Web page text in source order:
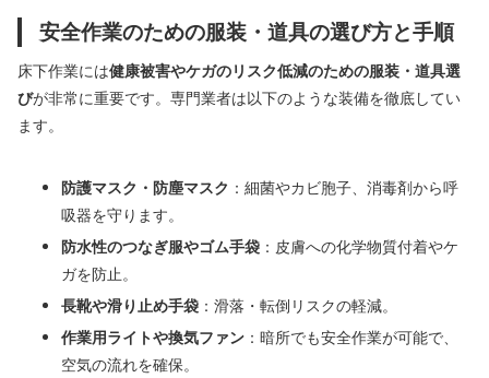
安全作業のための服装・道具の選び方と手順
床下作業には健康被害やケガのリスク低減のための服装・道具選
びが非常に重要です。専門業者は以下のような装備を徹底してい
ます。
防護マスク・防塵マスク ：細菌やカビ胞子、消毒剤から呼
吸器を守ります。
防水性のつなぎ服やゴム手袋 ：皮膚への化学物質付着やケ
ガを防止。
長靴や滑り止め手袋 ：滑落・転倒リスクの軽減。
作業用ライトや換気ファン ：暗所でも安全作業が可能で、
空気の流れを確保。